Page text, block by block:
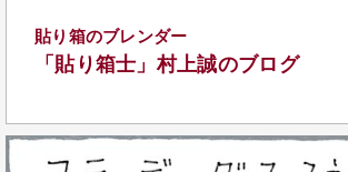
貼り箱のブレンダー
「貼り箱士」村上誠のブログ